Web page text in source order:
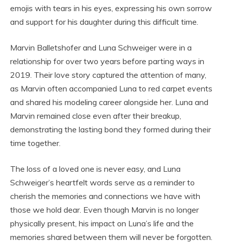
emojis with tears in his eyes, expressing his own sorrow
and support for his daughter during this difficult time.
Marvin Balletshofer and Luna Schweiger were in a
relationship for over two years before parting ways in
2019. Their love story captured the attention of many,
as Marvin often accompanied Luna to red carpet events
and shared his modeling career alongside her. Luna and
Marvin remained close even after their breakup,
demonstrating the lasting bond they formed during their
time together.
The loss of a loved one is never easy, and Luna
Schweiger’s heartfelt words serve as a reminder to
cherish the memories and connections we have with
those we hold dear. Even though Marvin is no longer
physically present, his impact on Luna’s life and the
memories shared between them will never be forgotten.